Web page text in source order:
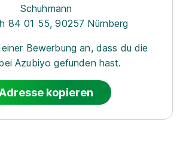
Schuhmann
84 01 55, 90257 Nürnberg
Bewerbung an, dass du die
Azubiyo gefunden hast.
kopieren